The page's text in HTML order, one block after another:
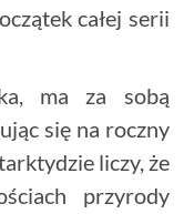
całej serii
ma za sobą
się na roczny
liczy, że
przyrody